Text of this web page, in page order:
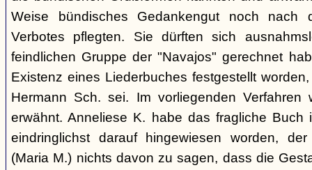
Weise bündisches Gedankengut noch nach
Verbotes pflegten. Sie dürften sich
feindlichen Gruppe der "Navajos" gerechnet
Existenz eines Liederbuches festgestellt
Hermann Sch. sei. Im vorliegenden Verfahren
erwähnt. Anneliese K. habe das fragliche Buch
eindringlichst darauf hingewiesen worden,
(Maria M.) nichts davon zu sagen, dass die